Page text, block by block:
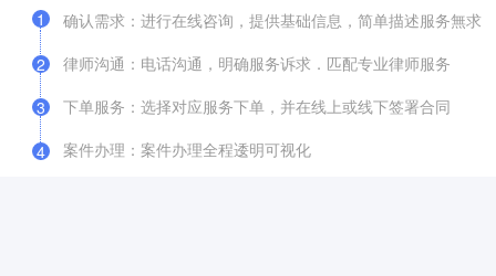
1
确认需求：进行在线咨询，提供基础信息，简单描述服务無求
2
律师沟通：电话沟通，明确服务诉求．匹配专业律师服务
3
下单服务：选择对应服务下单，并在线上或线下签署合同
4 案件办理：案件办理全程逶明可视化